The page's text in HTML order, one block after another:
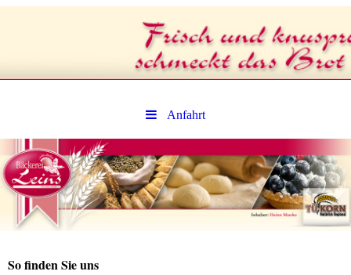
Anfahrt
So finden Sie uns